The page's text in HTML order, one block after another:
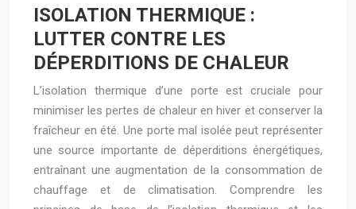
ISOLATION THERMIQUE :
LUTTER CONTRE LES
DÉPERDITIONS DE CHALEUR
L’isolation thermique d’une porte est cruciale pour
minimiser les pertes de chaleur en hiver et conserver la
fraîcheur en été. Une porte mal isolée peut représenter
une source importante de déperditions énergétiques,
entraînant une augmentation de la consommation de
chauffage et de climatisation. Comprendre les